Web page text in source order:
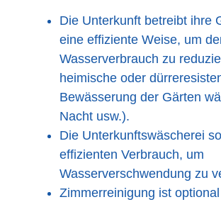
Die Unterkunft betreibt ihre
eine effiziente Weise, um
Wasserverbrauch zu
heimische oder
Bewässerung der Gärten
Nacht usw.).
Die Unterkunftswäscherei
effizienten Verbrauch, um
Wasserverschwendung zu
Zimmerreinigung ist